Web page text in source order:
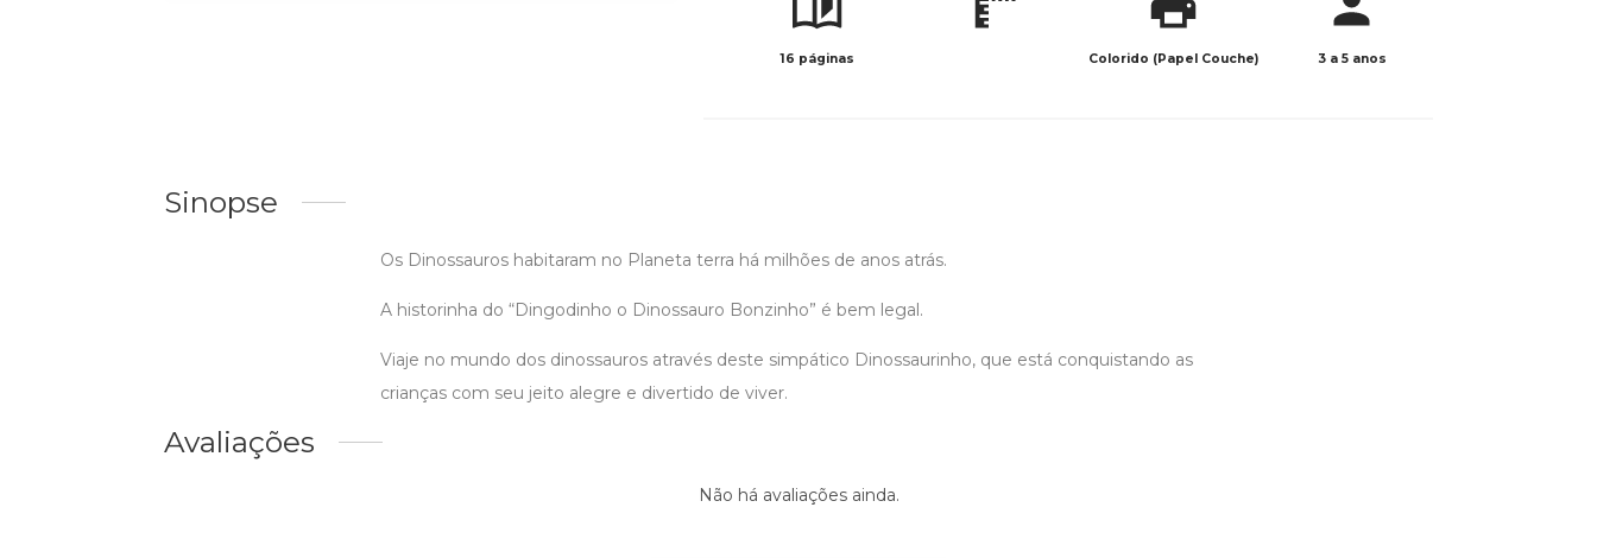
16 páginas Colorido (Papel Couche) 3 a 5 anos
Sinopse
Os Dinossauros habitaram no Planeta terra há milhões de anos atrás.
A historinha do “Dingodinho o Dinossauro Bonzinho” é bem legal.
Viaje no mundo dos dinossauros através deste simpático Dinossaurinho, que está conquistando as
crianças com seu jeito alegre e divertido de viver.
Avaliações
Não há avaliações ainda.